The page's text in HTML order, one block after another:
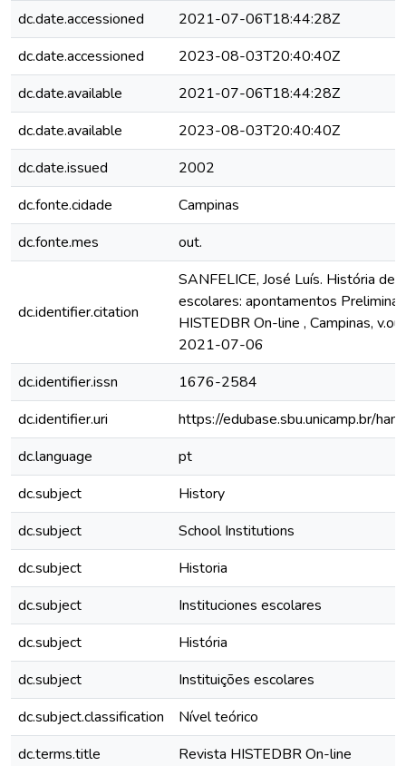
dc.date.accessioned
2021-07-06T18:44:28Z
dc.date.accessioned
2023-08-03T20:40:40Z
dc.date.available
2021-07-06T18:44:28Z
dc.date.available
2023-08-03T20:40:40Z
dc.date.issued
2002
dc.fonte.cidade
Campinas
dc.fonte.mes
out.
dc.identifier.citation
SANFELICE, José Luís. História de
escolares: apontamentos
HISTEDBR On-line , Campinas,
2021-07-06
dc.identifier.issn
1676-2584
dc.identifier.uri
https://edubase.sbu.unicamp.br/
dc.language
pt
dc.subject
History
dc.subject
School Institutions
dc.subject
Historia
dc.subject
Instituciones escolares
dc.subject
História
dc.subject
Instituições escolares
dc.subject.classification
Nível teórico
dc.terms.title
Revista HISTEDBR On-line